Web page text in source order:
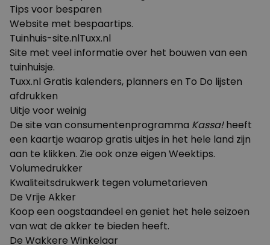
Tips voor besparen
Website met bespaartips.
Tuinhuis-site.nlTuxx.nl
Site met veel informatie over het bouwen van een
tuinhuisje.
Tuxx.nl Gratis kalenders, planners en To Do lijsten
afdrukken
Uitje voor weinig
De site van consumentenprogramma Kassa!heeft
een kaartje waarop gratis uitjes in het hele land zijn
aan te klikken. Zie ook onze eigen Weektips.
Volumedrukker
Kwaliteitsdrukwerk tegen volumetarieven
De Vrije Akker
Koop een oogstaandeel en geniet het hele seizoen
van wat de akker te bieden heeft.
De Wakkere Winkelaar